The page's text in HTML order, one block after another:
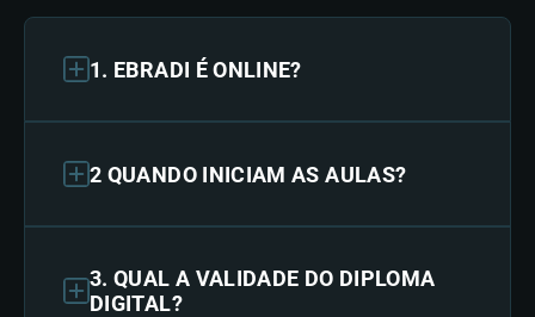
1. EBRADI É ONLINE?
2 QUANDO INICIAM AS AULAS?
3. QUAL A VALIDADE DO DIPLOMA
DIGITAL?